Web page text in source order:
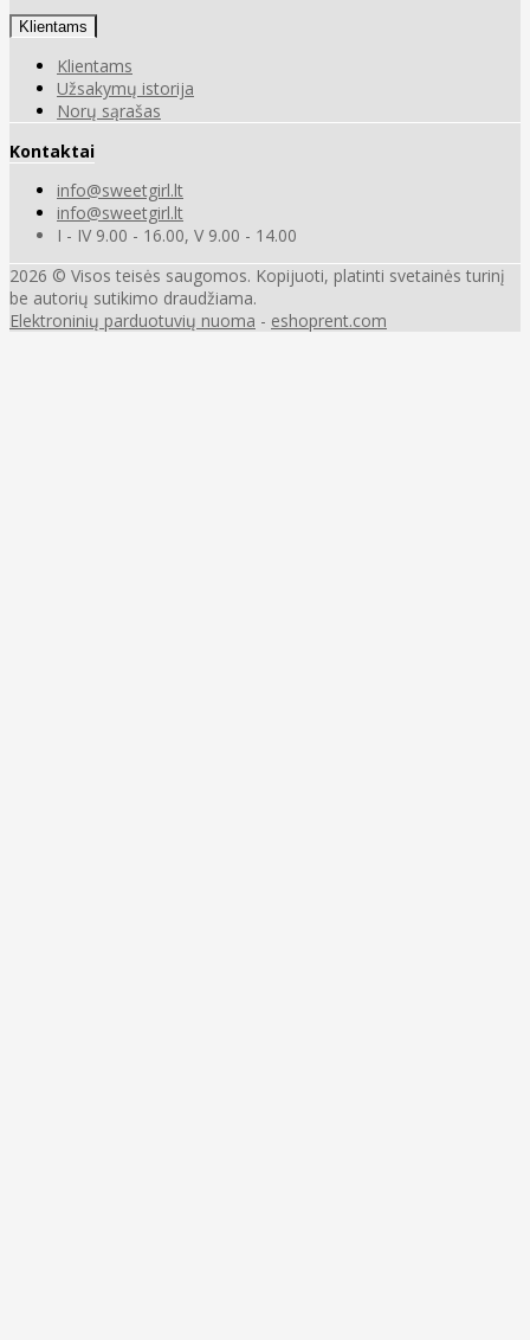
Klientams
Klientams
Užsakymų istorija
Norų sąrašas
Kontaktai
info@sweetgirl.lt
info@sweetgirl.lt
I - IV 9.00 - 16.00, V 9.00 - 14.00
2026 © Visos teisės saugomos. Kopijuoti, platinti svetainės turinį
be autorių sutikimo draudžiama.
Elektroninių parduotuvių nuoma - eshoprent.com